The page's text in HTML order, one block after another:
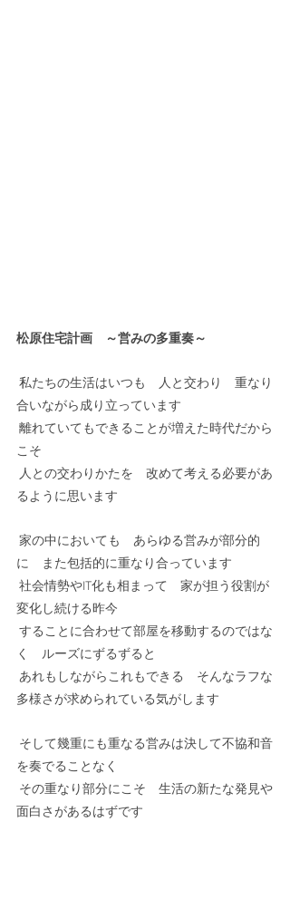
松原住宅計画　～営みの多重奏～
合いながら成り立っています
こそ
るように思います
に　また包括的に重なり合っています
変化し続ける昨今
く　ルーズにずるずると
多様さが求められている気がします
を奏でることなく
面白さがあるはずです